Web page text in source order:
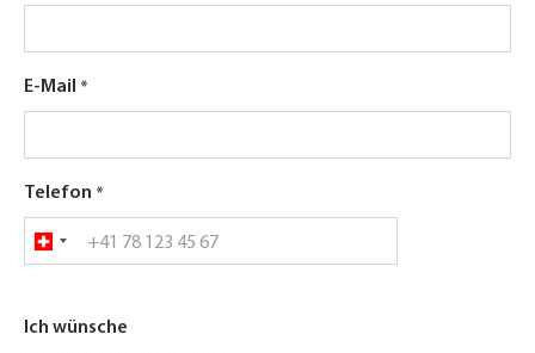
E-Mail
Telefon
Ich wünsche